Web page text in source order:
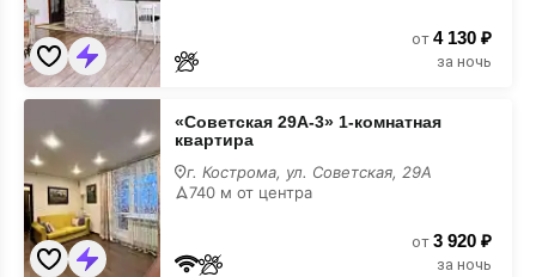
от 4 130 ₽
за ночь
«Советская
комнатная
квартира
«Советская 29А-3» 1-комнатная
квартира
г. Кострома, ул. Советская, 29А
740 м от центра
от 3 920 ₽
за ночь